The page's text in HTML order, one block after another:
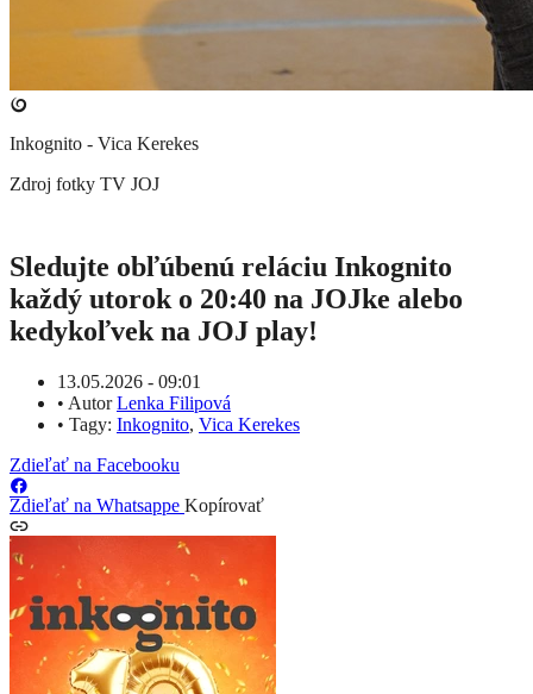
Inkognito - Vica Kerekes
Zdroj fotky TV JOJ
Sledujte obľúbenú reláciu Inkognito
každý utorok o 20:40 na JOJke alebo
kedykoľvek na JOJ play!
13.05.2026 - 09:01
• AutorLenka Filipová
• Tagy: Inkognito, Vica Kerekes
Zdieľať na Facebooku
Zdieľať na Whatsappe Kopírovať